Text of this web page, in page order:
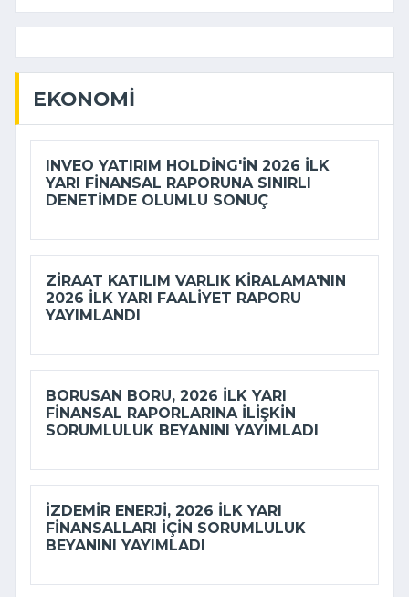
EKONOMI
INVEO YATIRIM HOLDING'IN 2026 ILK
YARI FINANSAL RAPORUNA SINIRLI
DENETIMDE OLUMLU SONUÇ
ZIRAAT KATILIM VARLIK KIRALAMA'NIN
2026 ILK YARI FAALIYET RAPORU
YAYIMLANDI
BORUSAN BORU, 2026 ILK YARI
FINANSAL RAPORLARINA ILIŞKIN
SORUMLULUK BEYANINI YAYIMLADI
İZDEMİR ENERJI, 2026 ILK YARI
FINANSALLARI IÇIN SORUMLULUK
BEYANINI YAYIMLADI